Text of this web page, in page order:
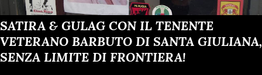
SATIRA & GULAG CON IL TENENTE
VETERANO BARBUTO DI SANTA GIULIANA,
SENZA LIMITE DI FRONTIERA!